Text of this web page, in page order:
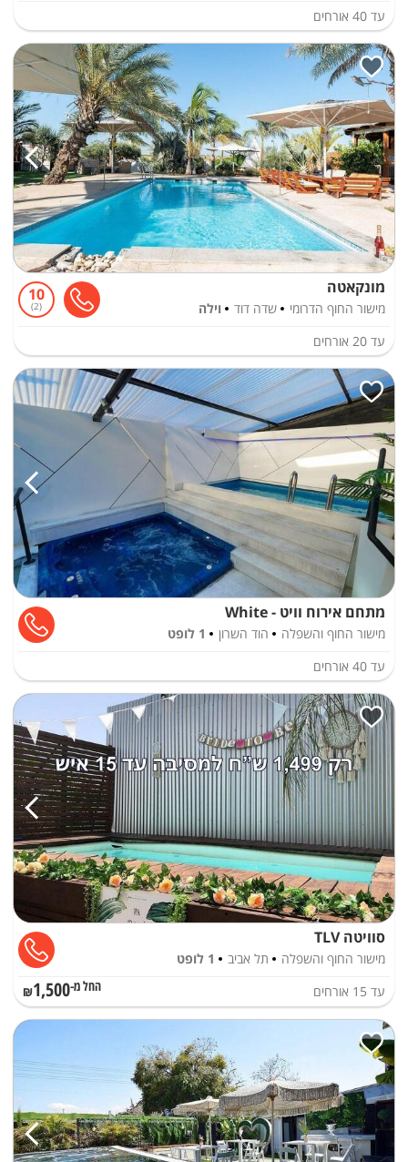
עד 40 אורחים
מונקאטה
מישור החוף הדרומי שדה דוד וילה
10
2
עד 20 אורחים
מתחם אירוח וויט - White
מישור החוף והשפלה הוד השרון
1 לופט
עד 40 אורחים
סוויטה TLV
מישור החוף והשפלה תל אביב
1 לופט
עד 15 אורחים החל מ-₪1,500